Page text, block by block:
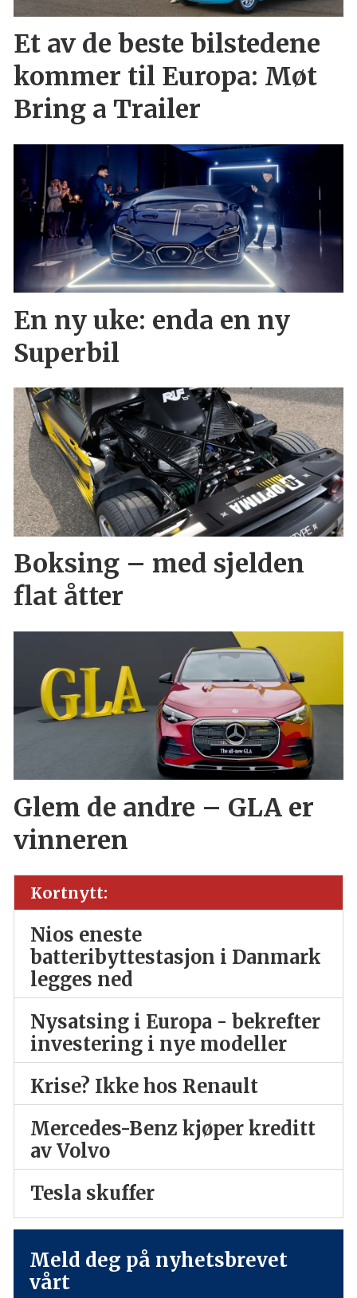
Et av de beste bilstedene
kommer til Europa: Møt
Bring a Trailer
En ny uke: enda en ny
Superbil
Boksing – med sjelden
flat åtter
Glem de andre – GLA er
vinneren
Kortnytt:
Nios eneste
batteribyttestasjon i Danmark
legges ned
Nysatsing i Europa - bekrefter
investering i nye modeller
Krise? Ikke hos Renault
Mercedes-Benz kjøper kreditt
av Volvo
Tesla skuffer
Meld deg på nyhetsbrevet
vårt